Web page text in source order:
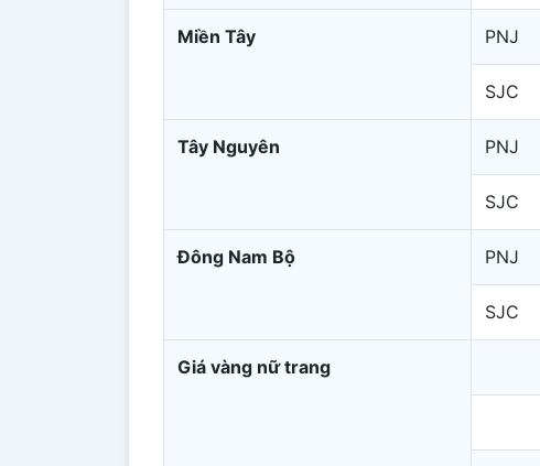
Miền Tây PNJ
SJC
Tây Nguyên PNJ
SJC
Đông Nam Bộ PNJ
SJC
Giá vàng nữ trang